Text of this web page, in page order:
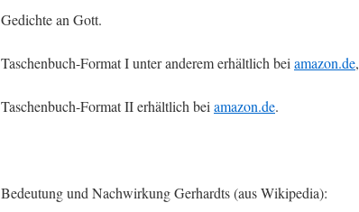
Gedichte an Gott.
Taschenbuch-Format I unter anderem erhältlich bei amazon.de,
Taschenbuch-Format II erhältlich bei amazon.de.
Bedeutung und Nachwirkung Gerhardts (aus Wikipedia):